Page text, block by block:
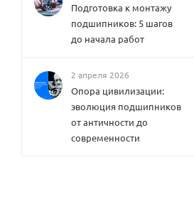
Подготовка к монтажу
подшипников: 5 шагов
до начала работ
2 апреля 2026
Опора цивилизации:
эволюция подшипников
от античности до
современности